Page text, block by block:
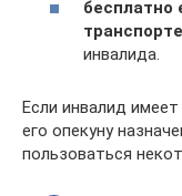
бесплатно
транспорте
инвалида.
Если инвалид
его опекуну
пользоваться